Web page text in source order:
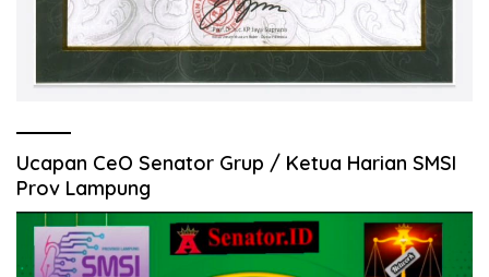
Ucapan CeO Senator Grup / Ketua Harian SMSI
Prov Lampung